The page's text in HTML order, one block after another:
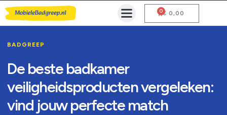
€ 0,00
0
BADGREEP
De beste badkamer
veiligheidsproducten vergeleken:
vind jouw perfecte match